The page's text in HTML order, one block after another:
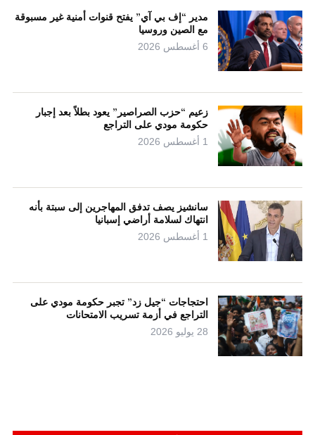
مدير “إف بي آي” يفتح قنوات أمنية غير مسبوقة
مع الصين وروسيا
6 أغسطس 2026
زعيم “حزب الصراصير” يعود بطلاً بعد إجبار
حكومة مودي على التراجع
1 أغسطس 2026
سانشيز يصف تدفق المهاجرين إلى سبتة بأنه
انتهاك لسلامة أراضي إسبانيا
1 أغسطس 2026
احتجاجات “جيل زد” تجبر حكومة مودي على
التراجع في أزمة تسريب الامتحانات
28 يوليو 2026